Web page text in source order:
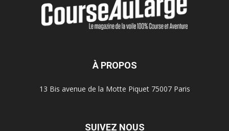
À PROPOS
13 Bis avenue de la Motte Piquet 75007 Paris
SUIVEZ NOUS